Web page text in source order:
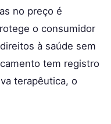
no preço é
o consumidor
à saúde sem
tem registro
terapêutica, o